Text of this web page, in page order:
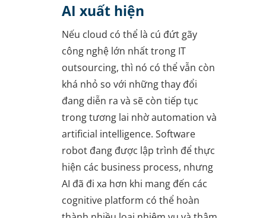
AI xuất hiện
Nếu cloud có thể là cú đứt gãy
công nghệ lớn nhất trong IT
outsourcing, thì nó có thể vẫn còn
khá nhỏ so với những thay đổi
đang diễn ra và sẽ còn tiếp tục
trong tương lai nhờ automation và
artificial intelligence. Software
robot đang được lập trình để thực
hiện các business process, nhưng
AI đã đi xa hơn khi mang đến các
cognitive platform có thể hoàn